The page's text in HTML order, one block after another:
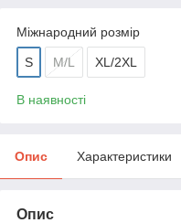
Міжнародний розмір
S M/L XL/2XL
В наявності
Опис Характеристики
Опис